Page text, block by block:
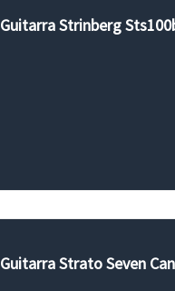
Guitarra Strinberg
Guitarra Strato Seven